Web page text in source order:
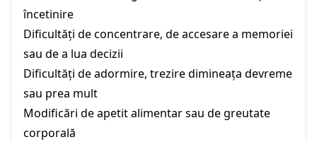
încetinire
Dificultăți de concentrare, de accesare a memoriei
sau de a lua decizii
Dificultăți de adormire, trezire dimineața devreme
sau prea mult
Modificări de apetit alimentar sau de greutate
corporală